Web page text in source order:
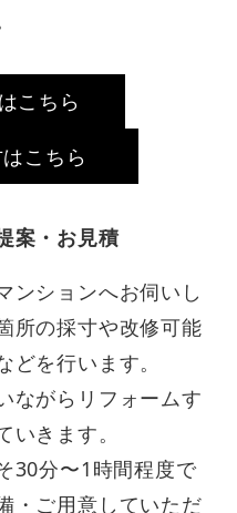
こちら
こちら
案・お見積
ンションへお伺いし
所の採寸や改修可能
どを行います。
ながらリフォームす
いきます。
30分〜1時間程度で
・ご用意していただ